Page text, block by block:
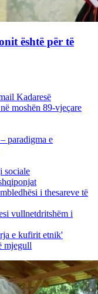
është për të
Kadaresë
moshën 89-vjeçare
paradigma e
sociale
i thesareve të
vullnetdritshëm i
e kufirit etnik'
mjegull